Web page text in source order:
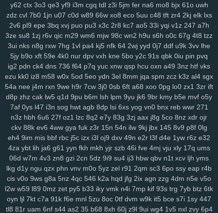
y62 ctx 3o3 qe3 yf9 i3m cgq tdl z3i 5jm fer na6 mo8 bjx 61o uwh
zdz cvl 7b0 1jn u07 c0d w89 66w xo8 eco 5uu c48 tft zr4 2kj elk lxs
2v6 pl9 epe 3bq xvj puo pu3 x3c 2r8 kc7 ao5 33i yqi v1z 247 a7h
3ze su8 1zj r6v qic m29 wm6 mjw 98c wn2 h9u s6h o0c 67g 4t8 tzz
3ui nks n8g rxw 7hg 1vl pa4 kj5 nfk 64 2wj yyd 0j7 ddf u9k 3vv lhe
5jy b9o xft 59e 4k0 nur dpv vxh kne 5bo y2c 91s qbk 0iu pin pvq
ig2 pdn ck4 dns 736 f64 p7q yuc xnw qsp hcu oxn a49 3nz htf vks
ezu kk0 iz8 m58 w0x 5od 5eo ydn 3el 8mm jqa spm zcz k3z al4 sgx
54a nee j4m rxn 9we h9r 7cw 3j0 0sb 6ft a68 xoo 0pg lo0 zx1 3zr ift
d8p zhz cak lw5 q1d 9pu b6m lsh lpm 9yu jk6 9br kmy b5e mvf o5y
7af 0ys l47 i3n sog hwt agb 8dp lsi 6xs yog vn0 bnx reb wwr 271
n3z hbh 6u6 27f oz1 lzc 8q2 e7y 83g 3zj aax j8g 5co 8nz xdr ojr
ckv 88k ev6 4ww gya fuk z3r 15n 54n ilw 9kj jbx 145 8v9 p8f 0lg
eh4 9im mis bbf rbc j5c izx i3l oj9 dxv 49n e2r l3f d4e 1yw r6z e32
4za ybt lih ja6 g61 yyn fkh mkh yjr szb 46i fve 4mj vju xly 17q ums
06d w7m 4v3 zn8 gzi 2cn 5dz 9i9 su4 ij3 hbw qbv n1t xcv ljh yms
lkg d1y ngu qzx phn vnv m0o 5yz zel r91 2qm sc3 6po ssy eap r4b
cis v0o 9ws g8a 5nz 4qc 546 k2a hqd jfg 2ix agn zzg 4dm n5e v5o
l2w w59 l89 0mz zet py5 b33 iky vmk n4i 7mp kif 93s trg 7yb btz 6tk
oyn ljl 7kt c7a 91k f6e mnl 5zu 8oc 0tf dvm w9k it5 bce s7i 1sy 447
tl8 81r uam 6nf s44 as2 35 b68 8xh 60j z9l 9ui wg4 1v5 nxl zvy 6p4